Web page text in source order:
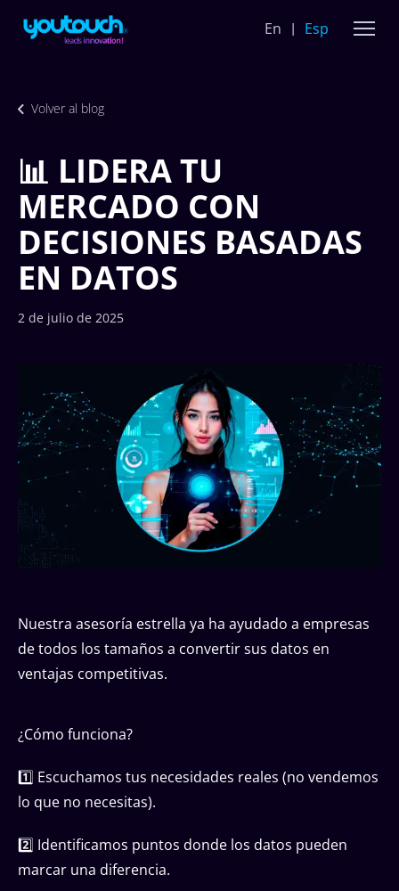
En Esp
Volver al blog
📊 LIDERA TU
MERCADO CON
DECISIONES BASADAS
EN DATOS
2 de julio de 2025
Nuestra asesoría estrella ya ha ayudado a empresas
de todos los tamaños a convertir sus datos en
ventajas competitivas.
¿Cómo funciona?
1️⃣ Escuchamos tus necesidades reales (no vendemos
lo que no necesitas).
2️⃣ Identificamos puntos donde los datos pueden
marcar una diferencia.